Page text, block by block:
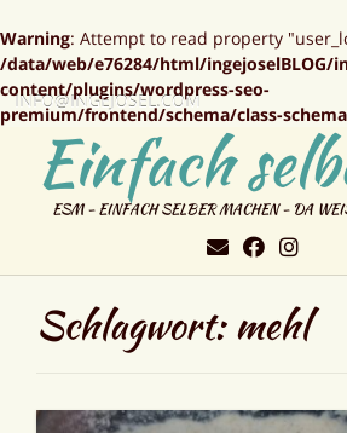
Warning: Attempt to read property
/data/web/e76284/html/ingejoselBLOG/
content/plugins/wordpress-seo-
premium/frontend/schema/class-
Einfach
ESM - EINFACH SELBER MACHEN - DA
INFO@INGEJOSEL.COM
Schlagwort:mehl